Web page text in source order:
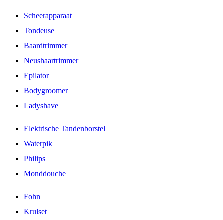
Scheerapparaat
Tondeuse
Baardtrimmer
Neushaartrimmer
Epilator
Bodygroomer
Ladyshave
Elektrische Tandenborstel
Waterpik
Philips
Monddouche
Fohn
Krulset